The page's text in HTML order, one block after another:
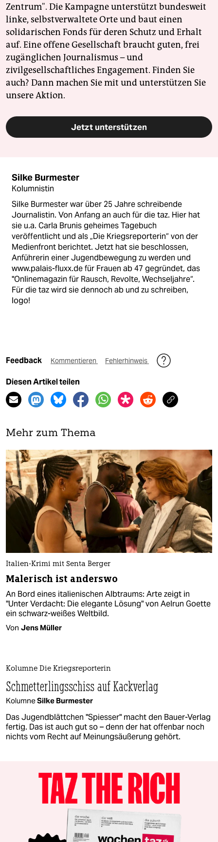
Zentrum". Die Kampagne unterstützt bundesweit
linke, selbstverwaltete Orte und baut einen
solidarischen Fonds für deren Schutz und Erhalt
auf. Eine offene Gesellschaft braucht guten, frei
zugänglichen Journalismus – und
zivilgesellschaftliches Engagement. Finden Sie
auch? Dann machen Sie mit und unterstützen Sie
unsere Aktion.
Jetzt unterstützen
Silke Burmester
Kolumnistin
Silke Burmester war über 25 Jahre schreibende
Journalistin. Von Anfang an auch für die taz. Hier hat
sie u.a. Carla Brunis geheimes Tagebuch
veröffentlicht und als „Die Kriegsreporterin“ von der
Medienfront berichtet. Jetzt hat sie beschlossen,
Anführerin einer Jugendbewegung zu werden und
www.palais-fluxx.de für Frauen ab 47 gegründet, das
"Onlinemagazin für Rausch, Revolte, Wechseljahre“.
Für die taz wird sie dennoch ab und zu schreiben,
logo!
Feedback Kommentieren Fehlerhinweis
Diesen Artikel teilen
Mehr zum Thema
Italien-Krimi mit Senta Berger
Malerisch ist anderswo
An Bord eines italienischen Albtraums: Arte zeigt in
"Unter Verdacht: Die elegante Lösung" von Aelrun Goette
ein schwarz-weißes Weltbild.
Von Jens Müller
Kolumne Die Kriegsreporterin
Schmetterlingsschiss auf Kackverlag
KolumneSilke Burmester
Das Jugendblättchen "Spiesser" macht den Bauer-Verlag
fertig. Das ist auch gut so – denn der hat offenbar noch
nichts vom Recht auf Meinungsäußerung gehört.